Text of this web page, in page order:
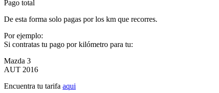
Pago total
De esta forma solo pagas por los km que recorres.
Por ejemplo:
Si contratas tu pago por kilómetro para tu:
Mazda 3
AUT 2016
Encuentra tu tarifa aqui